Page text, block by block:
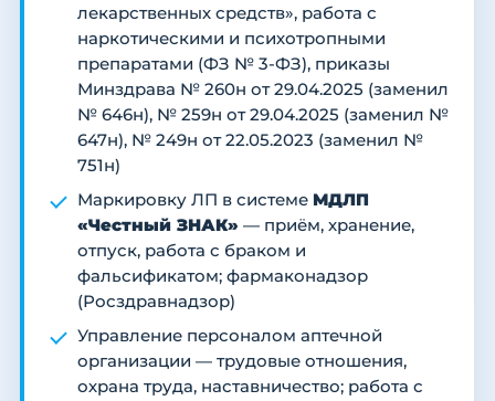
лекарственных средств», работа с
наркотическими и психотропными
препаратами (ФЗ № 3-ФЗ), приказы
Минздрава № 260н от 29.04.2025 (заменил
№ 646н), № 259н от 29.04.2025 (заменил №
647н), № 249н от 22.05.2023 (заменил №
751н)
Маркировку ЛП в системе МДЛП
«Честный ЗНАК» — приём, хранение,
отпуск, работа с браком и
фальсификатом; фармаконадзор
(Росздравнадзор)
Управление персоналом аптечной
организации — трудовые отношения,
охрана труда, наставничество; работа с